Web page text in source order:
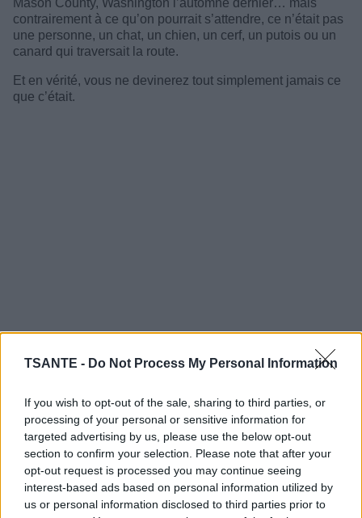
TSANTE - Do Not Process My Personal Information
If you wish to opt-out of the sale, sharing to third parties, or
processing of your personal or sensitive information for
targeted advertising by us, please use the below opt-out
section to confirm your selection. Please note that after your
opt-out request is processed you may continue seeing
interest-based ads based on personal information utilized by
us or personal information disclosed to third parties prior to
Mason County, Washington l’automne dernier… mais
contrairement à ce qu’on pourrait s’attendre, ce n’était pas
une personne, un chat, un chien, un cerf, un putois ou un
canard qui traversait la route.
Et en vérité, vous ne devinerez tout simplement jamais ce
que c’était.
Le chemin en question longe la rivière Skokomish, où un
mares sur la route et les champs avoisinants.
Alors que le niveau de l’eau monte, de plus en plus d’eau
s’accumule le long de la route…et en effet, vous
commencez à comprendre où nous voulons en venir.
Tandis que les automobilistes conduisaient tranquillement,
ils sont tombés sur un saumon géant (!) qui essayait de